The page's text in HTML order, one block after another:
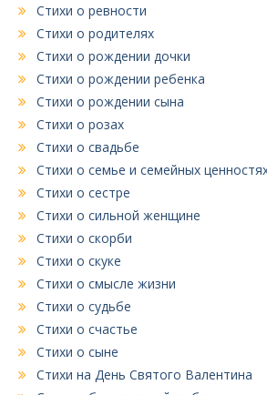
Стихи о ревности
Стихи о родителях
Стихи о рождении дочки
Стихи о рождении ребенка
Стихи о рождении сына
Стихи о розах
Стихи о свадьбе
Стихи о семье и семейных
Стихи о сестре
Стихи о сильной женщине
Стихи о скорби
Стихи о скуке
Стихи о смысле жизни
Стихи о судьбе
Стихи о счастье
Стихи о сыне
Стихи на День Святого Валентина